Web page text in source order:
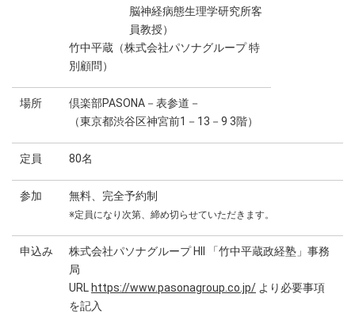
脳神経病態生理学研究所客
員教授）
竹中平蔵（株式会社パソナグループ 特
別顧問）
場所
倶楽部PASONA－表参道－
（東京都渋谷区神宮前1－13－9 3階）
定員 80名
参加 無料、完全予約制
※定員になり次第、締め切らせていただきます。
申込み
株式会社パソナグループ HII 「竹中平蔵政経塾」事務
局
URL https://www.pasonagroup.co.jp/ より必要事項
を記入